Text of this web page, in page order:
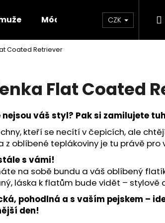
Módní doplňky Novinky
CZK
Coated Retriever
Flat Coated
nejsou váš styl? Pak si zamilujete
kteří se necítí v čepicích, ale
z oblíbené teplákoviny je tu právě pro
s vámi!
na sobě bundu a váš oblíbený
láska k flatům bude vidět – stylově
pohodlná a s vaším pejskem –
den!
HLEDAT
MIKINY FLAT COATED RETRIEVER